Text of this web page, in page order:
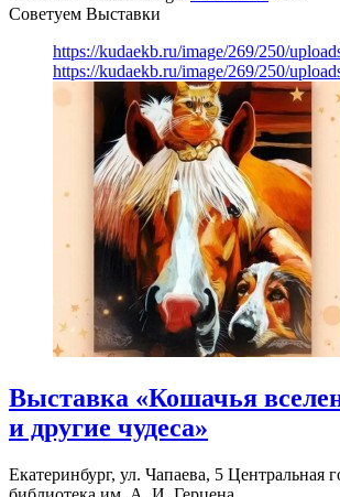
Советуем Выставки
https://kudaekb.ru/image/269/250/
https://kudaekb.ru/image/269/250/
Выставка «Кошачья
и другие чудеса»
Екатеринбург, ул. Чапаева, 5 Центральная